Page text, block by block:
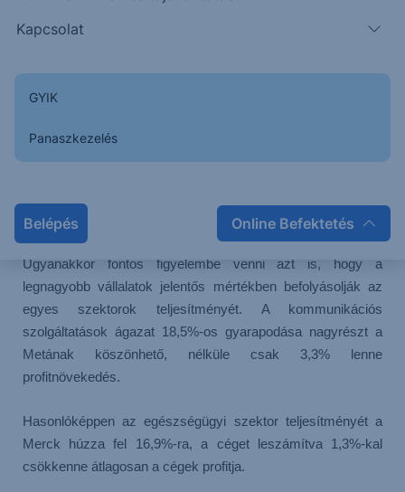
Kapcsolat
GYIK
Panaszkezelés
Belépés Online Befektetés
második negyedévben az S&P 500 vállalatai 8,8%-kal több
Itt már kevesebb ágazat tud pozitívumot felmutatni, a
prognosztizáltak az elemzők.
Ugyanakkor fontos figyelembe venni azt is, hogy a
legnagyobb vállalatok jelentős mértékben befolyásolják az
egyes szektorok teljesítményét. A kommunikációs
szolgáltatások ágazat 18,5%-os gyarapodása nagyrészt a
Metának köszönhető, nélküle csak 3,3% lenne
profitnövekedés.
Hasonlóképpen az egészségügyi szektor teljesítményét a
Merck húzza fel 16,9%-ra, a céget leszámítva 1,3%-kal
csökkenne átlagosan a cégek profitja.